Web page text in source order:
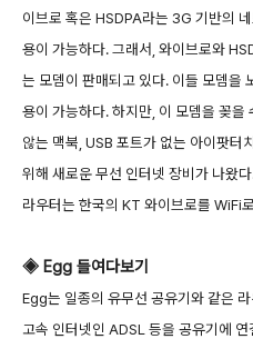
이브로 혹은 HSDPA라는 3G 기반의
용이 가능하다. 그래서, 와이브로와
는 모뎀이 판매되고 있다. 이들 모뎀을
용이 가능하다. 하지만, 이 모뎀을 꽂을
않는 맥북, USB 포트가 없는 아이팟터
위해 새로운 무선 인터넷 장비가 나
라우터는 한국의 KT 와이브로를 WiFi
◈ Egg 들여다보기
Egg는 일종의 유무선 공유기와 같은
고속 인터넷인 ADSL 등을 공유기에